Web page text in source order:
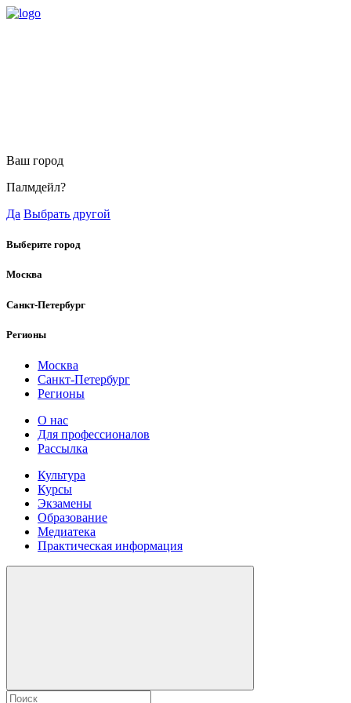
Ваш город
Палмдейл?
Да Выбрать другой
Выберите город
Москва
Санкт-Петербург
Регионы
Москва
Санкт-Петербург
Регионы
О нас
Для профессионалов
Рассылка
Культура
Курсы
Экзамены
Образование
Медиатека
Практическая информация